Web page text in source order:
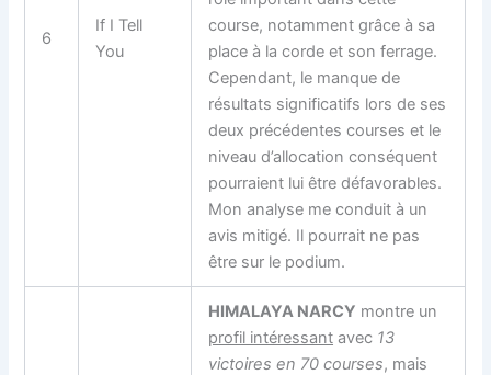
6
If I Tell
You
course, notamment grâce à sa
place à la corde et son ferrage.
Cependant, le manque de
résultats significatifs lors de ses
deux précédentes courses et le
niveau d’allocation conséquent
pourraient lui être défavorables.
Mon analyse me conduit à un
avis mitigé. Il pourrait ne pas
être sur le podium.
HIMALAYA NARCY montre un
profil intéressant avec 13
victoires en 70 courses, mais